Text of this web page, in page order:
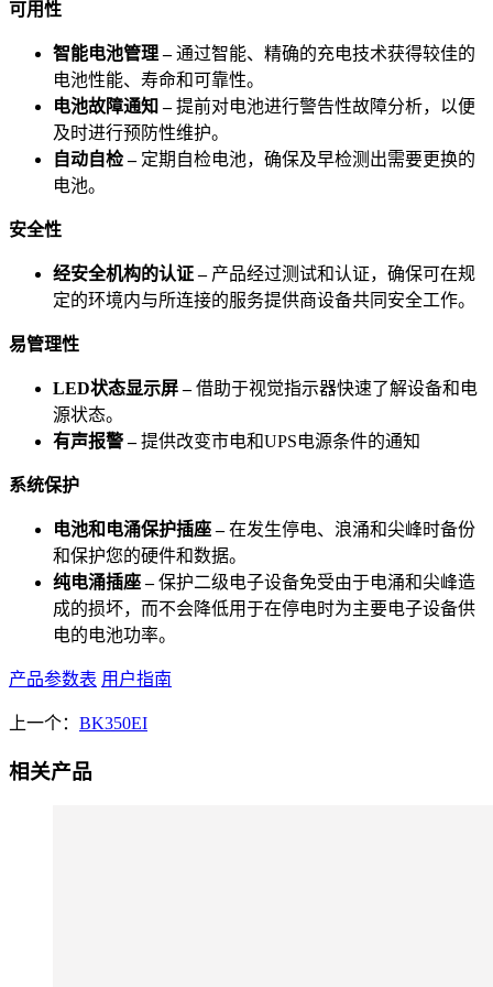
可用性
智能电池管理 –通过智能、精确的充电技术获得较佳的
电池性能、寿命和可靠性。
电池故障通知 –提前对电池进行警告性故障分析，以便
及时进行预防性维护。
自动自检 – 定期自检电池，确保及早检测出需要更换的
电池。
安全性
经安全机构的认证 – 产品经过测试和认证，确保可在规
定的环境内与所连接的服务提供商设备共同安全工作。
易管理性
LED状态显示屏 –借助于视觉指示器快速了解设备和电
源状态。
有声报警 –提供改变市电和UPS电源条件的通知
系统保护
电池和电涌保护插座 –在发生停电、浪涌和尖峰时备份
和保护您的硬件和数据。
纯电涌插座 –保护二级电子设备免受由于电涌和尖峰造
成的损坏，而不会降低用于在停电时为主要电子设备供
电的电池功率。
产品参数表 用户指南
上一个： BK350EI
相关产品